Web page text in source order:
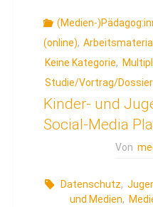
(Medien-
(online),
Keine Kategorie,
Studie/Vortrag/Dossier
Kinder- und
Social-Media
Von
Datenschutz,
und Medien,